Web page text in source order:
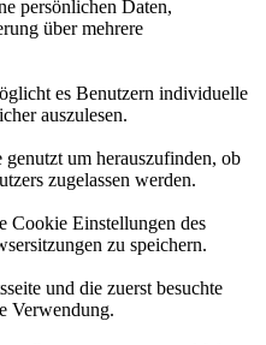
persönlichen Daten,
über mehrere
es Benutzern individuelle
auszulesen.
um herauszufinden, ob
zugelassen werden.
Cookie Einstellungen des
zu speichern.
und die zuerst besuchte
Verwendung.